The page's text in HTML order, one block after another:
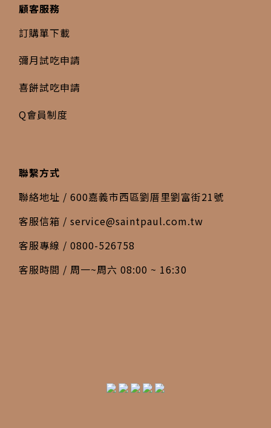
顧客服務
訂購單下載
彌月試吃申請
喜餅試吃申請
Q會員制度
聯繫方式
聯絡地址 / 600嘉義市西區劉厝里劉富街21號
客服信箱 / service@saintpaul.com.tw
客服專線 / 0800-526758
客服時間 / 周一~周六 08:00 ~ 16:30